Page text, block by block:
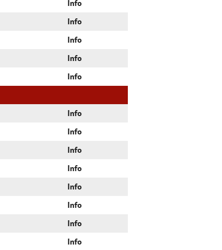
Info
Info
Info
Info
Info
Info
Info
Info
Info
Info
Info
Info
Info